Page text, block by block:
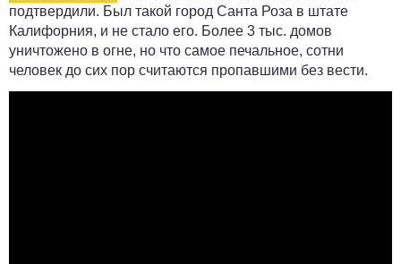
подтвердили. Был такой город Санта Роза в штате
Калифорния, и не стало его. Более 3 тыс. домов
уничтожено в огне, но что самое печальное, сотни
человек до сих пор считаются пропавшими без вести.